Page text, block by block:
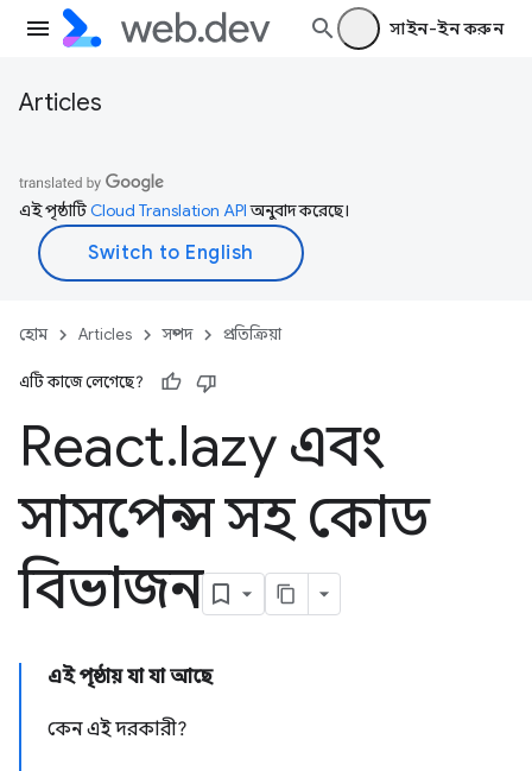
সাইন-ইন করুন
Articles
এই পৃষ্ঠাটিCloud Translation APIঅনুবাদ করেছে।
হোম Articles সম্পদ প্রতিক্রিয়া
এটি কাজে লেগেছে?
React.lazy এবং
সাসপেন্স সহ কোড
বিভাজন
এই পৃষ্ঠায় যা যা আছে
কেন এই দরকারী?